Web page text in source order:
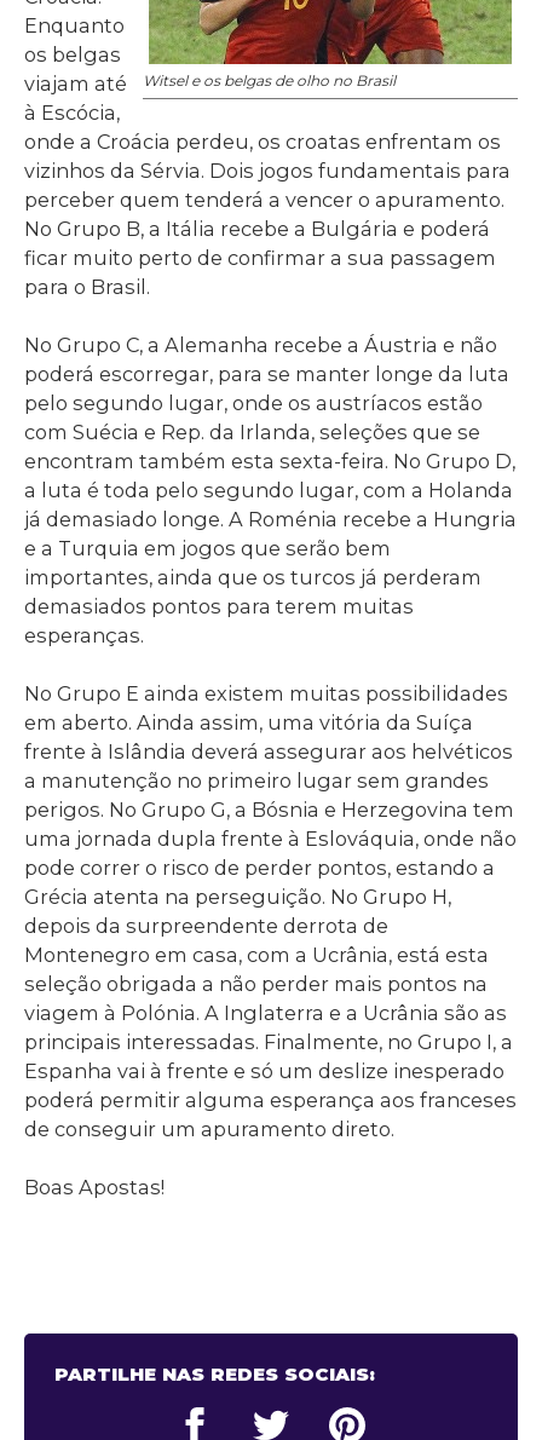
Witsel e os belgas de olho no Brasil
Enquanto
os belgas
viajam até
à Escócia,
onde a Croácia perdeu, os croatas enfrentam os
vizinhos da Sérvia. Dois jogos fundamentais para
perceber quem tenderá a vencer o apuramento.
No Grupo B, a Itália recebe a Bulgária e poderá
ficar muito perto de confirmar a sua passagem
para o Brasil.
No Grupo C, a Alemanha recebe a Áustria e não
poderá escorregar, para se manter longe da luta
pelo segundo lugar, onde os austríacos estão
com Suécia e Rep. da Irlanda, seleções que se
encontram também esta sexta-feira. No Grupo D,
a luta é toda pelo segundo lugar, com a Holanda
já demasiado longe. A Roménia recebe a Hungria
e a Turquia em jogos que serão bem
importantes, ainda que os turcos já perderam
demasiados pontos para terem muitas
esperanças.
No Grupo E ainda existem muitas possibilidades
em aberto. Ainda assim, uma vitória da Suíça
frente à Islândia deverá assegurar aos helvéticos
a manutenção no primeiro lugar sem grandes
perigos. No Grupo G, a Bósnia e Herzegovina tem
uma jornada dupla frente à Eslováquia, onde não
pode correr o risco de perder pontos, estando a
Grécia atenta na perseguição. No Grupo H,
depois da surpreendente derrota de
Montenegro em casa, com a Ucrânia, está esta
seleção obrigada a não perder mais pontos na
viagem à Polónia. A Inglaterra e a Ucrânia são as
principais interessadas. Finalmente, no Grupo I, a
Espanha vai à frente e só um deslize inesperado
poderá permitir alguma esperança aos franceses
de conseguir um apuramento direto.
Boas Apostas!
PARTILHE NAS REDES SOCIAIS: